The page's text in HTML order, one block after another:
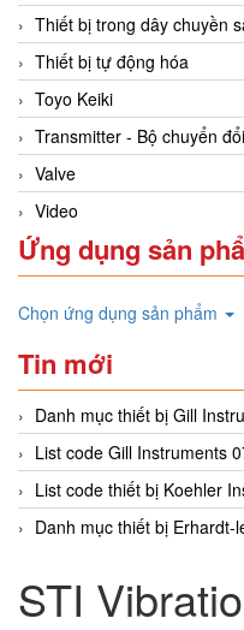
Thiết bị trong dây chuyền
Thiết bị tự động hóa
Toyo Keiki
Transmitter - Bộ chuyển
Valve
Video
Ứng dụng sản
Chọn ứng dụng sản phẩm
Tin mới
Danh mục thiết bị Gill
List code Gill Instruments
List code thiết bị Koehler
Danh mục thiết bị Erhardt-
STI